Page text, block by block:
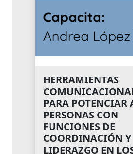
HERRAMIENTAS
PARA POTENCIAR
PERSONAS CON
FUNCIONES DE
COORDINACIÓN Y
LIDERAZGO EN